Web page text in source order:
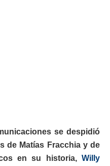
se despidió
de Matías Fracchia y de
en su historia, Willy